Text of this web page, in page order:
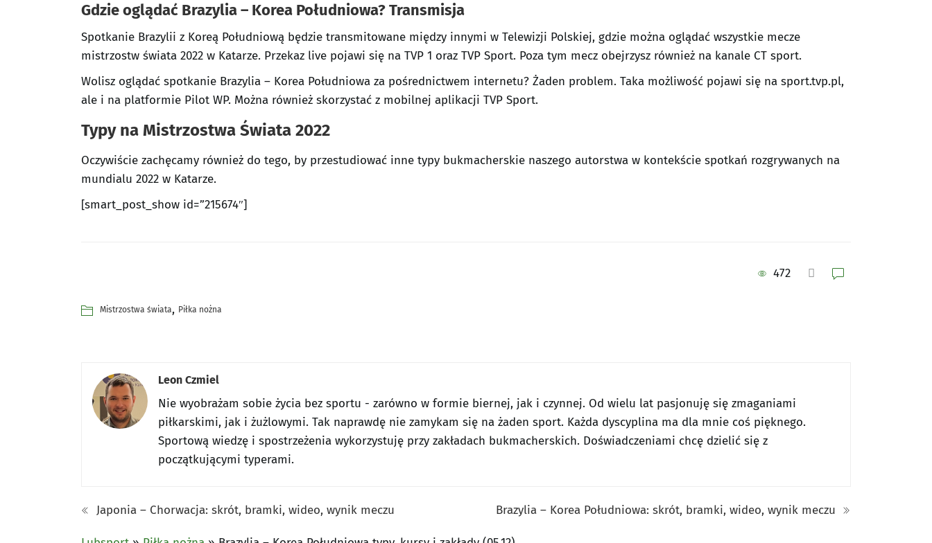
Gdzie oglądać Brazylia – Korea Południowa? Transmisja
Spotkanie Brazylii z Koreą Południową będzie transmitowane między innymi w Telewizji Polskiej, gdzie można oglądać wszystkie mecze
mistrzostw świata 2022 w Katarze. Przekaz live pojawi się na TVP 1 oraz TVP Sport. Poza tym mecz obejrzysz również na kanale CT sport.
Wolisz oglądać spotkanie Brazylia – Korea Południowa za pośrednictwem internetu? Żaden problem. Taka możliwość pojawi się na sport.tvp.pl,
ale i na platformie Pilot WP. Można również skorzystać z mobilnej aplikacji TVP Sport.
Typy na Mistrzostwa Świata 2022
Oczywiście zachęcamy również do tego, by przestudiować inne typy bukmacherskie naszego autorstwa w kontekście spotkań rozgrywanych na
mundialu 2022 w Katarze.
[smart_post_show id=”215674″]
472
Mistrzostwa świata, Piłka nożna
Leon Czmiel
Nie wyobrażam sobie życia bez sportu - zarówno w formie biernej, jak i czynnej. Od wielu lat pasjonuję się zmaganiami
piłkarskimi, jak i żużlowymi. Tak naprawdę nie zamykam się na żaden sport. Każda dyscyplina ma dla mnie coś pięknego.
Sportową wiedzę i spostrzeżenia wykorzystuję przy zakładach bukmacherskich. Doświadczeniami chcę dzielić się z
początkującymi typerami.
Japonia – Chorwacja: skrót, bramki, wideo, wynik meczu Brazylia – Korea Południowa: skrót, bramki, wideo, wynik meczu